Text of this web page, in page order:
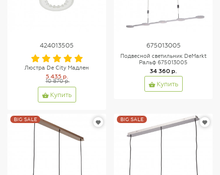
424013505
Люстра De City Мадлен
5 435 р.
10 870 р.
Купить
675013005
Подвесной светильник DeMarkt
Ральф 675013005
34 360 р.
Купить
BIG SALE BIG SALE